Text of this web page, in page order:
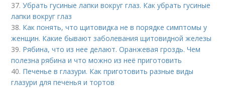
37.Убрать гусиные лапки вокруг глаз. Как убрать гусиные
лапки вокруг глаз
38. Как понять, что щитовидка не в порядке симптомы у
женщин. Какие бывают заболевания щитовидной железы
39. Рябина, что из нее делают. Оранжевая гроздь. Чем
полезна рябина и что можно из неё приготовить
40. Печенье в глазури. Как приготовить разные виды
глазури для печенья и тортов